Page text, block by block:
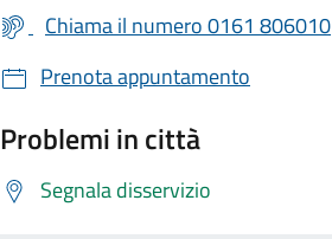
Chiama il numero 0161 806010
Prenota appuntamento
Problemi in città
Segnala disservizio